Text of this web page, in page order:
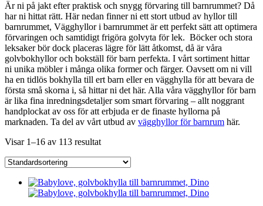
Är ni på jakt efter praktisk och snygg förvaring till barnrummet? Då
har ni hittat rätt. Här nedan finner ni ett stort utbud av hyllor till
barnrummet, Vägghyllor i barnrummet är ett perfekt sätt att optimera
förvaringen och samtidigt frigöra golvyta för lek. Böcker och stora
leksaker bör dock placeras lägre för lätt åtkomst, då är våra
golvbokhyllor och bokställ för barn perfekta. I vårt sortiment hittar
ni unika möbler i många olika former och färger. Oavsett om ni vill
ha en tidlös bokhylla till ert barn eller en vägghylla för att bevara de
första små skorna i, så hittar ni det här. Alla våra vägghyllor för barn
är lika fina inredningsdetaljer som smart förvaring – allt noggrant
handplockat av oss för att erbjuda er de finaste hyllorna på
marknaden. Ta del av vårt utbud av vägghyllor för barnrum här.
Visar 1–16 av 113 resultat